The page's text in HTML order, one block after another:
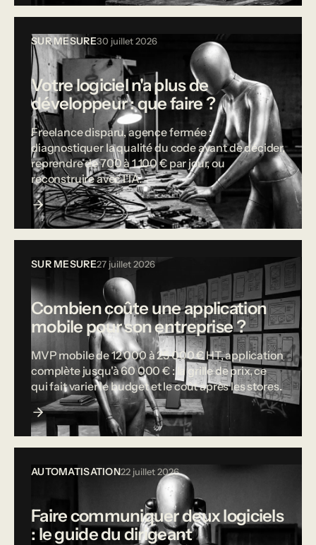
SUR MESURE30 juillet 2026
Votre logiciel n'a plus de
développeur : que faire ?
Freelance disparu, agence fermée :
diagnostiquer la qualité du code avant de décider,
reprendre de 700 à 1 100 € par jour, ou
reconstruire avec l'IA.
SUR MESURE27 juillet 2026
Combien coûte une application
mobile pour son entreprise ?
MVP mobile de 12 000 à 25 000 € HT, application
complète jusqu'à 60 000 € : la grille de prix, ce
qui fait varier le budget et le coût après les stores.
AUTOMATISATION22 juillet 2026
Faire communiquer deux logiciels
: le guide du dirigeant